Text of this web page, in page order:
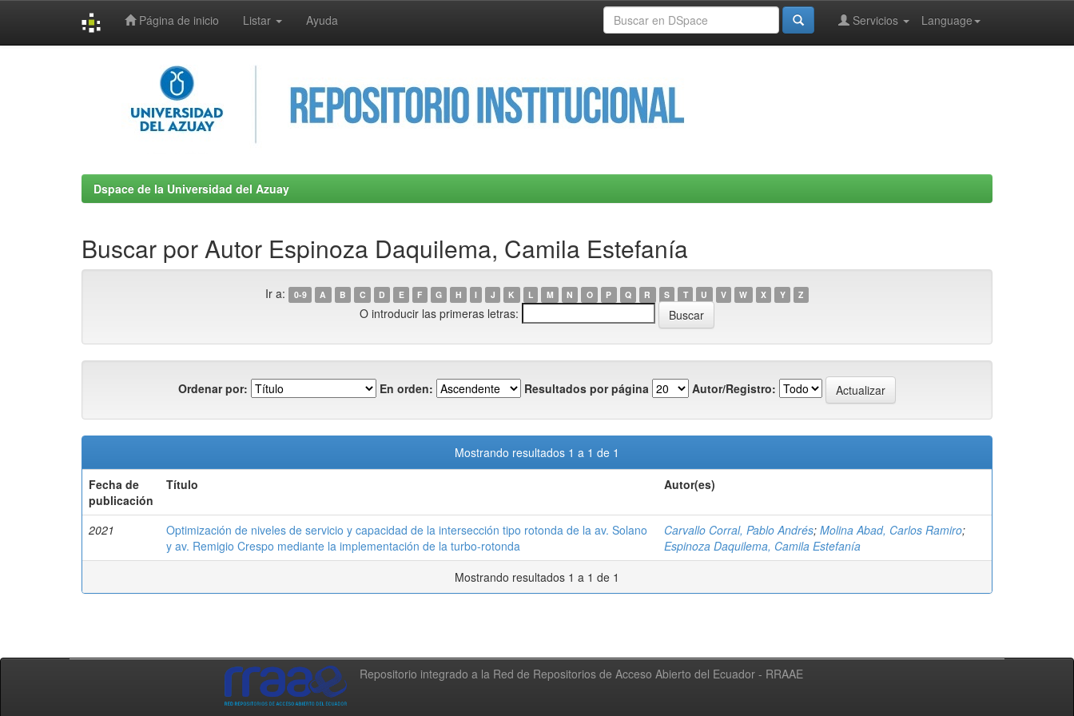
Página de inicio Listar Ayuda Language
Servicios
Dspace de la Universidad del Azuay
Buscar por Autor Espinoza Daquilema, Camila Estefanía
Ir a: 0-9 A B C D E F G H I J K L M N O P Q R S T U V W X Y Z
O introducir las primeras letras:
Ordenar por: En orden: Resultados por página Autor/Registro:
Mostrando resultados 1 a 1 de 1
Fecha de
publicación
Título Autor(es)
2021
Optimización de niveles de servicio y capacidad de la intersección tipo rotonda de la av. Solano
y av. Remigio Crespo mediante la implementación de la turbo-rotonda
Carvallo Corral, Pablo Andrés; Molina Abad, Carlos Ramiro;
Espinoza Daquilema, Camila Estefanía
Mostrando resultados 1 a 1 de 1
Repositorio integrado a la Red de Repositorios de Acceso Abierto del Ecuador - RRAAE